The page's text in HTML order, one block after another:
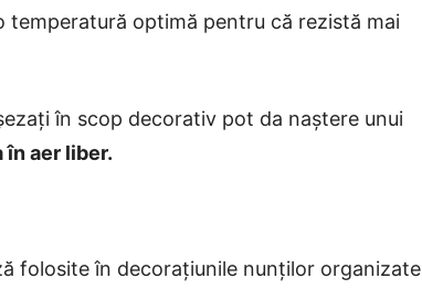
temperatură optimă pentru că rezistă mai
în scop decorativ pot da naștere unui
în aer liber.
folosite în decorațiunile nunților organizate